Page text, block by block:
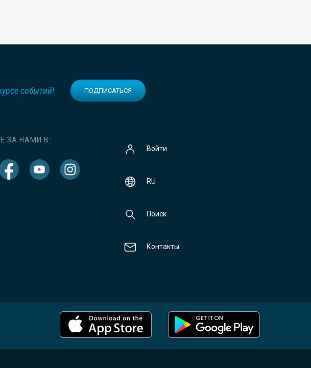
событий! ПОДПИСАТЬСЯ
ЗА НАМИ В:
Войти
RU
Поиск
Контакты